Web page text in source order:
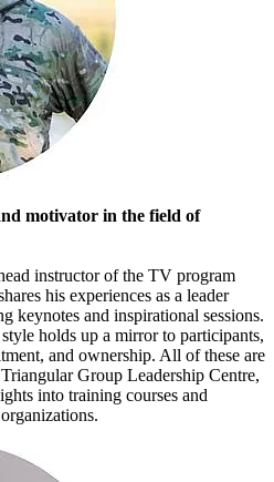
motivator in the field of
instructor of the TV program
his experiences as a leader
keynotes and inspirational sessions.
holds up a mirror to participants,
and ownership. All of these are
Group Leadership Centre,
into training courses and